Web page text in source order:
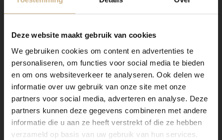
Deze website maakt gebruik van cookies
We gebruiken cookies om content en advertenties te
personaliseren, om functies voor social media te bieden
en om ons websiteverkeer te analyseren. Ook delen we
informatie over uw gebruik van onze site met onze
partners voor social media, adverteren en analyse. Deze
partners kunnen deze gegevens combineren met andere
informatie die u aan ze heeft verstrekt of die ze hebben
verzameld op basis van uw gebruik van hun services.
Maatwerk staal
Onze stalen apothekerskasten zijn het visitekaartje van
Old BASICS! Dit meubel is handgemaakt en kan in
vrijwel elke gewenste maat, indeling en RAL-kleur